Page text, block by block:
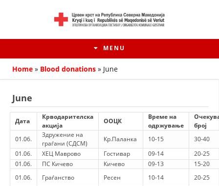
MENU
Home » Blood donations » June
June
Дата
Крводарителска
акција
ООЦК
Време на
одржување
број
01.06.
Здружение на
граѓани (СДСМ)
Кр.Паланка 10-15
30-40
01.06.
ХЕЦ Маврово Гостивар 09-14
20-25
01.06.
ПС Кичево Кичево 09-13
15-20
01.06.
Граѓанство Ресен 10-14
20-25